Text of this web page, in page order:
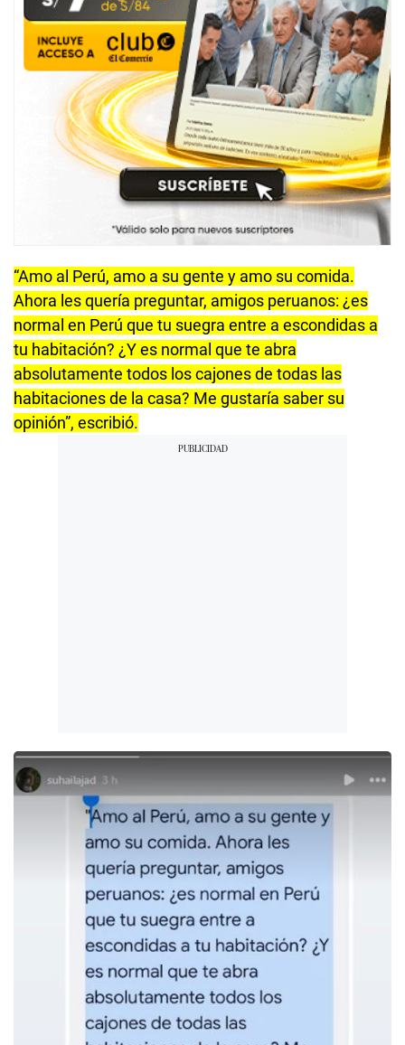
“Amo al Perú, amo a su gente y amo su comida.
Ahora les quería preguntar, amigos peruanos: ¿es
normal en Perú que tu suegra entre a escondidas a
tu habitación? ¿Y es normal que te abra
absolutamente todos los cajones de todas las
habitaciones de la casa? Me gustaría saber su
opinión”, escribió.